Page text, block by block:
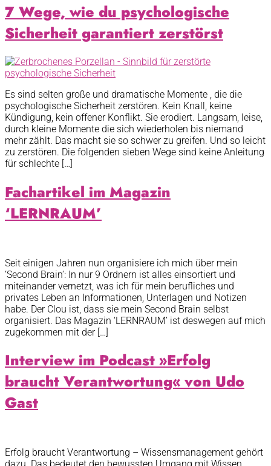
7 Wege, wie du psychologische
Sicherheit garantiert zerstörst
Es sind selten große und dramatische Momente , die die
psychologische Sicherheit zerstören. Kein Knall, keine
Kündigung, kein offener Konflikt. Sie erodiert. Langsam, leise,
durch kleine Momente die sich wiederholen bis niemand
mehr zählt. Das macht sie so schwer zu greifen. Und so leicht
zu zerstören. Die folgenden sieben Wege sind keine Anleitung
für schlechte […]
Fachartikel im Magazin
‘LERNRAUM’
Seit einigen Jahren nun organisiere ich mich über mein
‘Second Brain‘: In nur 9 Ordnern ist alles einsortiert und
miteinander vernetzt, was ich für mein berufliches und
privates Leben an Informationen, Unterlagen und Notizen
habe. Der Clou ist, dass sie mein Second Brain selbst
organisiert. Das Magazin ‘LERNRAUM’ ist deswegen auf mich
zugekommen mit der […]
Interview im Podcast »Erfolg
braucht Verantwortung« von Udo
Gast
Erfolg braucht Verantwortung – Wissensmanagement gehört